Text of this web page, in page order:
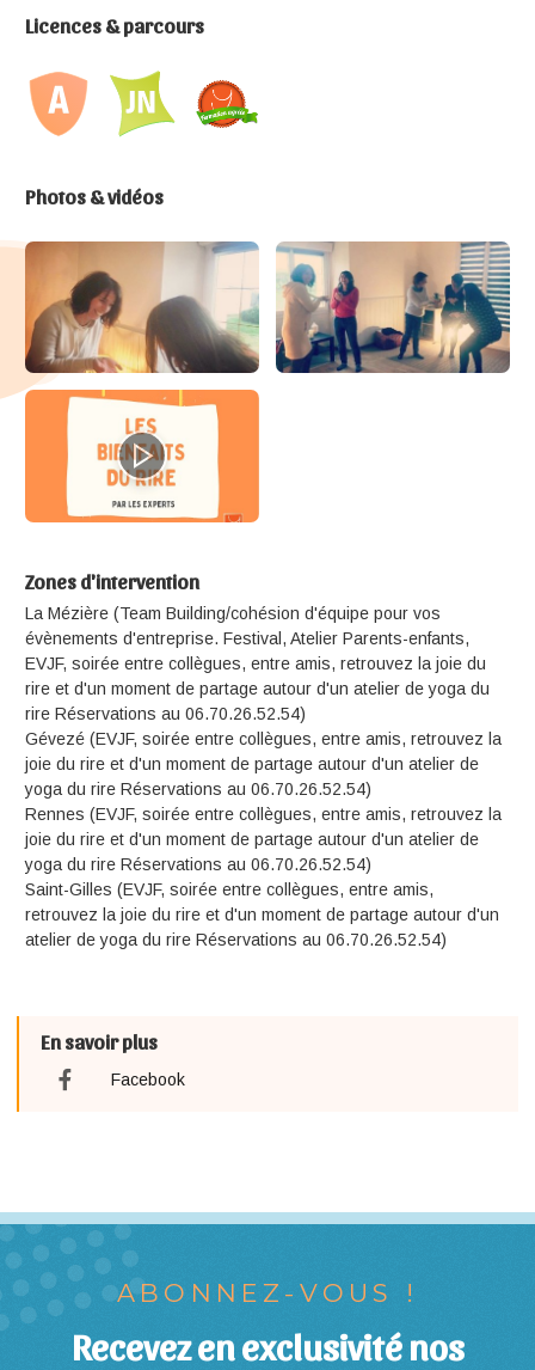
Licences & parcours
Photos & vidéos
Zones d'intervention
La Mézière (Team Building/cohésion d'équipe pour vos
évènements d'entreprise. Festival, Atelier Parents-enfants,
EVJF, soirée entre collègues, entre amis, retrouvez la joie du
rire et d'un moment de partage autour d'un atelier de yoga du
rire Réservations au 06.70.26.52.54)
Gévezé (EVJF, soirée entre collègues, entre amis, retrouvez la
joie du rire et d'un moment de partage autour d'un atelier de
yoga du rire Réservations au 06.70.26.52.54)
Rennes (EVJF, soirée entre collègues, entre amis, retrouvez la
joie du rire et d'un moment de partage autour d'un atelier de
yoga du rire Réservations au 06.70.26.52.54)
Saint-Gilles (EVJF, soirée entre collègues, entre amis,
retrouvez la joie du rire et d'un moment de partage autour d'un
atelier de yoga du rire Réservations au 06.70.26.52.54)
En savoir plus
Facebook
ABONNEZ-VOUS !
Recevez en exclusivité nos